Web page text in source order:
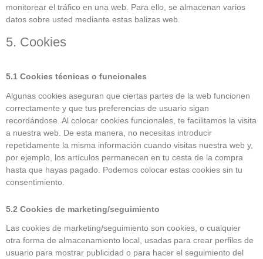
monitorear el tráfico en una web. Para ello, se almacenan varios
datos sobre usted mediante estas balizas web.
5. Cookies
5.1 Cookies técnicas o funcionales
Algunas cookies aseguran que ciertas partes de la web funcionen
correctamente y que tus preferencias de usuario sigan
recordándose. Al colocar cookies funcionales, te facilitamos la visita
a nuestra web. De esta manera, no necesitas introducir
repetidamente la misma información cuando visitas nuestra web y,
por ejemplo, los artículos permanecen en tu cesta de la compra
hasta que hayas pagado. Podemos colocar estas cookies sin tu
consentimiento.
5.2 Cookies de marketing/seguimiento
Las cookies de marketing/seguimiento son cookies, o cualquier
otra forma de almacenamiento local, usadas para crear perfiles de
usuario para mostrar publicidad o para hacer el seguimiento del